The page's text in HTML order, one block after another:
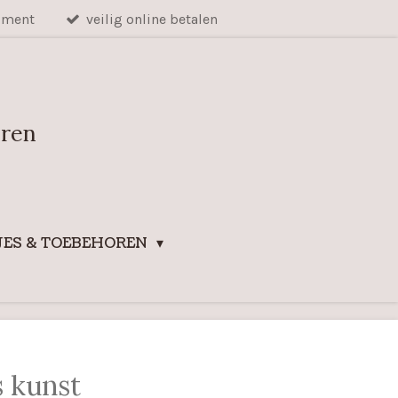
veilig online betalen
& TOEBEHOREN
kunst